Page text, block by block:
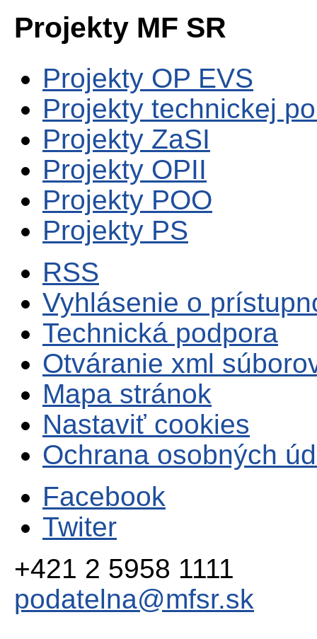
Projekty MF SR
Projekty OP EVS
Projekty technickej
Projekty ZaSI
Projekty OPII
Projekty POO
Projekty PS
RSS
Vyhlásenie o
Technická podpora
Otváranie xml
Mapa stránok
Nastaviť cookies
Ochrana osobných
Facebook
Twiter
+421 2 5958 1111
podatelna@mfsr.sk